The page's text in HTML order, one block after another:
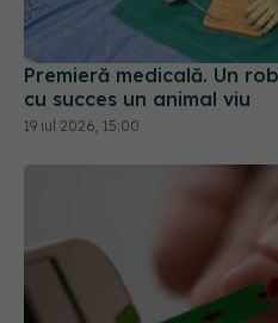
Premieră medicală. Un
cu succes un animal viu
19 iul 2026, 15:00